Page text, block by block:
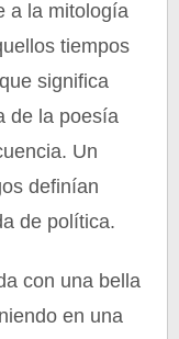
a la mitología
tiempos
significa
de la poesía
Un
definían
de política.
con una bella
en una